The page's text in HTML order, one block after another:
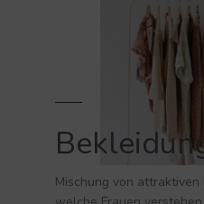
Mischung von attraktiven